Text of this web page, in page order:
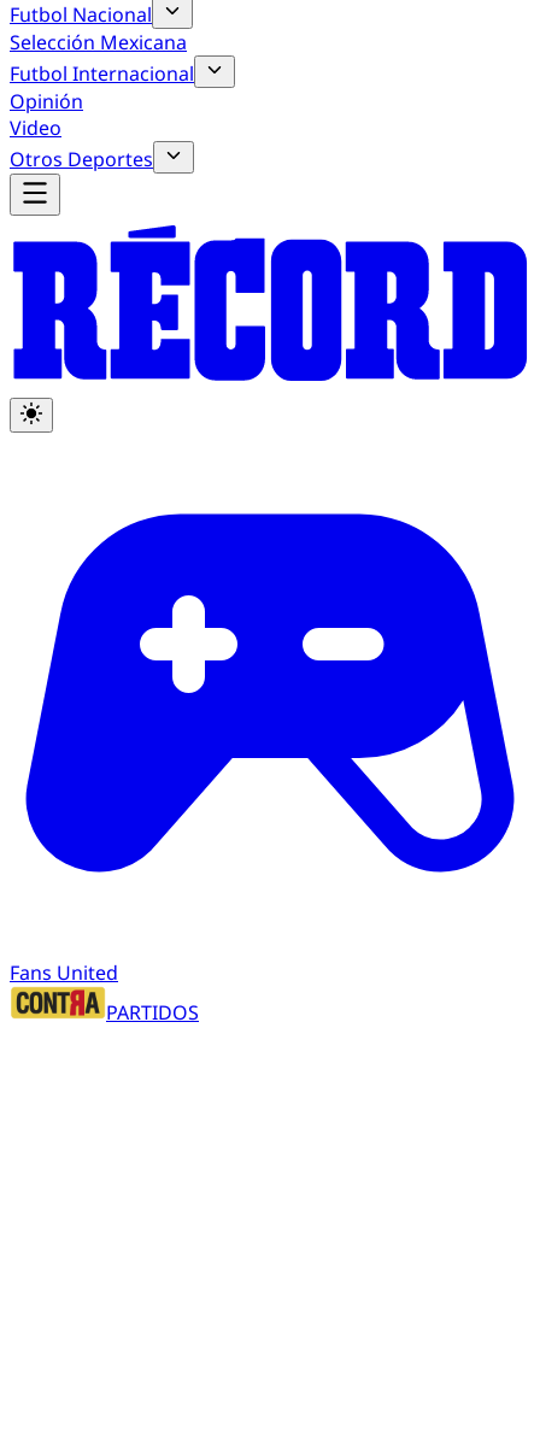
Futbol Nacional
Selección Mexicana
Futbol Internacional
Opinión
Video
Otros Deportes
Fans United
PARTIDOS